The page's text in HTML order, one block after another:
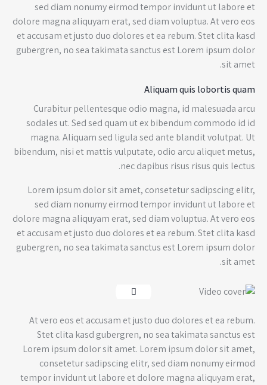
sed diam nonumy eirmod tempor invidunt ut labore et
dolore magna aliquyam erat, sed diam voluptua. At vero eos
et accusam et justo duo dolores et ea rebum. Stet clita kasd
gubergren, no sea takimata sanctus est Lorem ipsum dolor
sit amet.
Aliquam quis lobortis quam
Curabitur pellentesque odio magna, id malesuada arcu
sodales ut. Sed sed quam ut ex bibendum commodo id id
magna. Aliquam sed ligula sed ante blandit volutpat. Ut
bibendum, nisi et mattis vulputate, odio arcu aliquet metus,
nec dapibus risus risus quis lectus.
Lorem ipsum dolor sit amet, consetetur sadipscing elitr,
sed diam nonumy eirmod tempor invidunt ut labore et
dolore magna aliquyam erat, sed diam voluptua. At vero eos
et accusam et justo duo dolores et ea rebum. Stet clita kasd
gubergren, no sea takimata sanctus est Lorem ipsum dolor
sit amet.
At vero eos et accusam et justo duo dolores et ea rebum.
Stet clita kasd gubergren, no sea takimata sanctus est
Lorem ipsum dolor sit amet. Lorem ipsum dolor sit amet,
consetetur sadipscing elitr, sed diam nonumy eirmod
tempor invidunt ut labore et dolore magna aliquyam erat,